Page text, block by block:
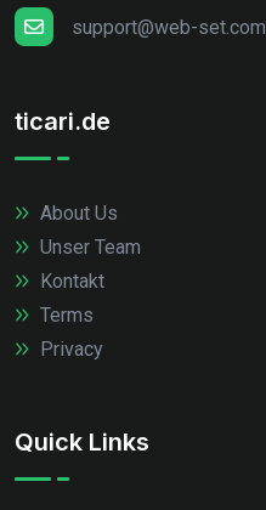
support@web-set.com
ticari.de
About Us
Unser Team
Kontakt
Terms
Privacy
Quick Links